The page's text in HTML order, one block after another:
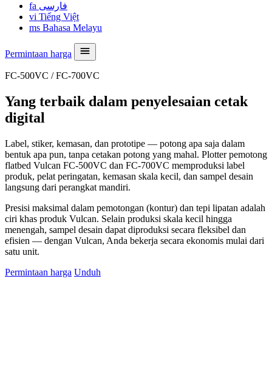
fa فارسی
vi Tiếng Việt
ms Bahasa Melayu
Permintaan harga
FC-500VC / FC-700VC
Yang terbaik dalam penyelesaian cetak
digital
Label, stiker, kemasan, dan prototipe — potong apa saja dalam
bentuk apa pun, tanpa cetakan potong yang mahal. Plotter pemotong
flatbed Vulcan FC-500VC dan FC-700VC memproduksi label
produk, pelat peringatan, kemasan skala kecil, dan sampel desain
langsung dari perangkat mandiri.
Presisi maksimal dalam pemotongan (kontur) dan tepi lipatan adalah
ciri khas produk Vulcan. Selain produksi skala kecil hingga
menengah, sampel desain dapat diproduksi secara fleksibel dan
efisien — dengan Vulcan, Anda bekerja secara ekonomis mulai dari
satu unit.
Permintaan harga Unduh